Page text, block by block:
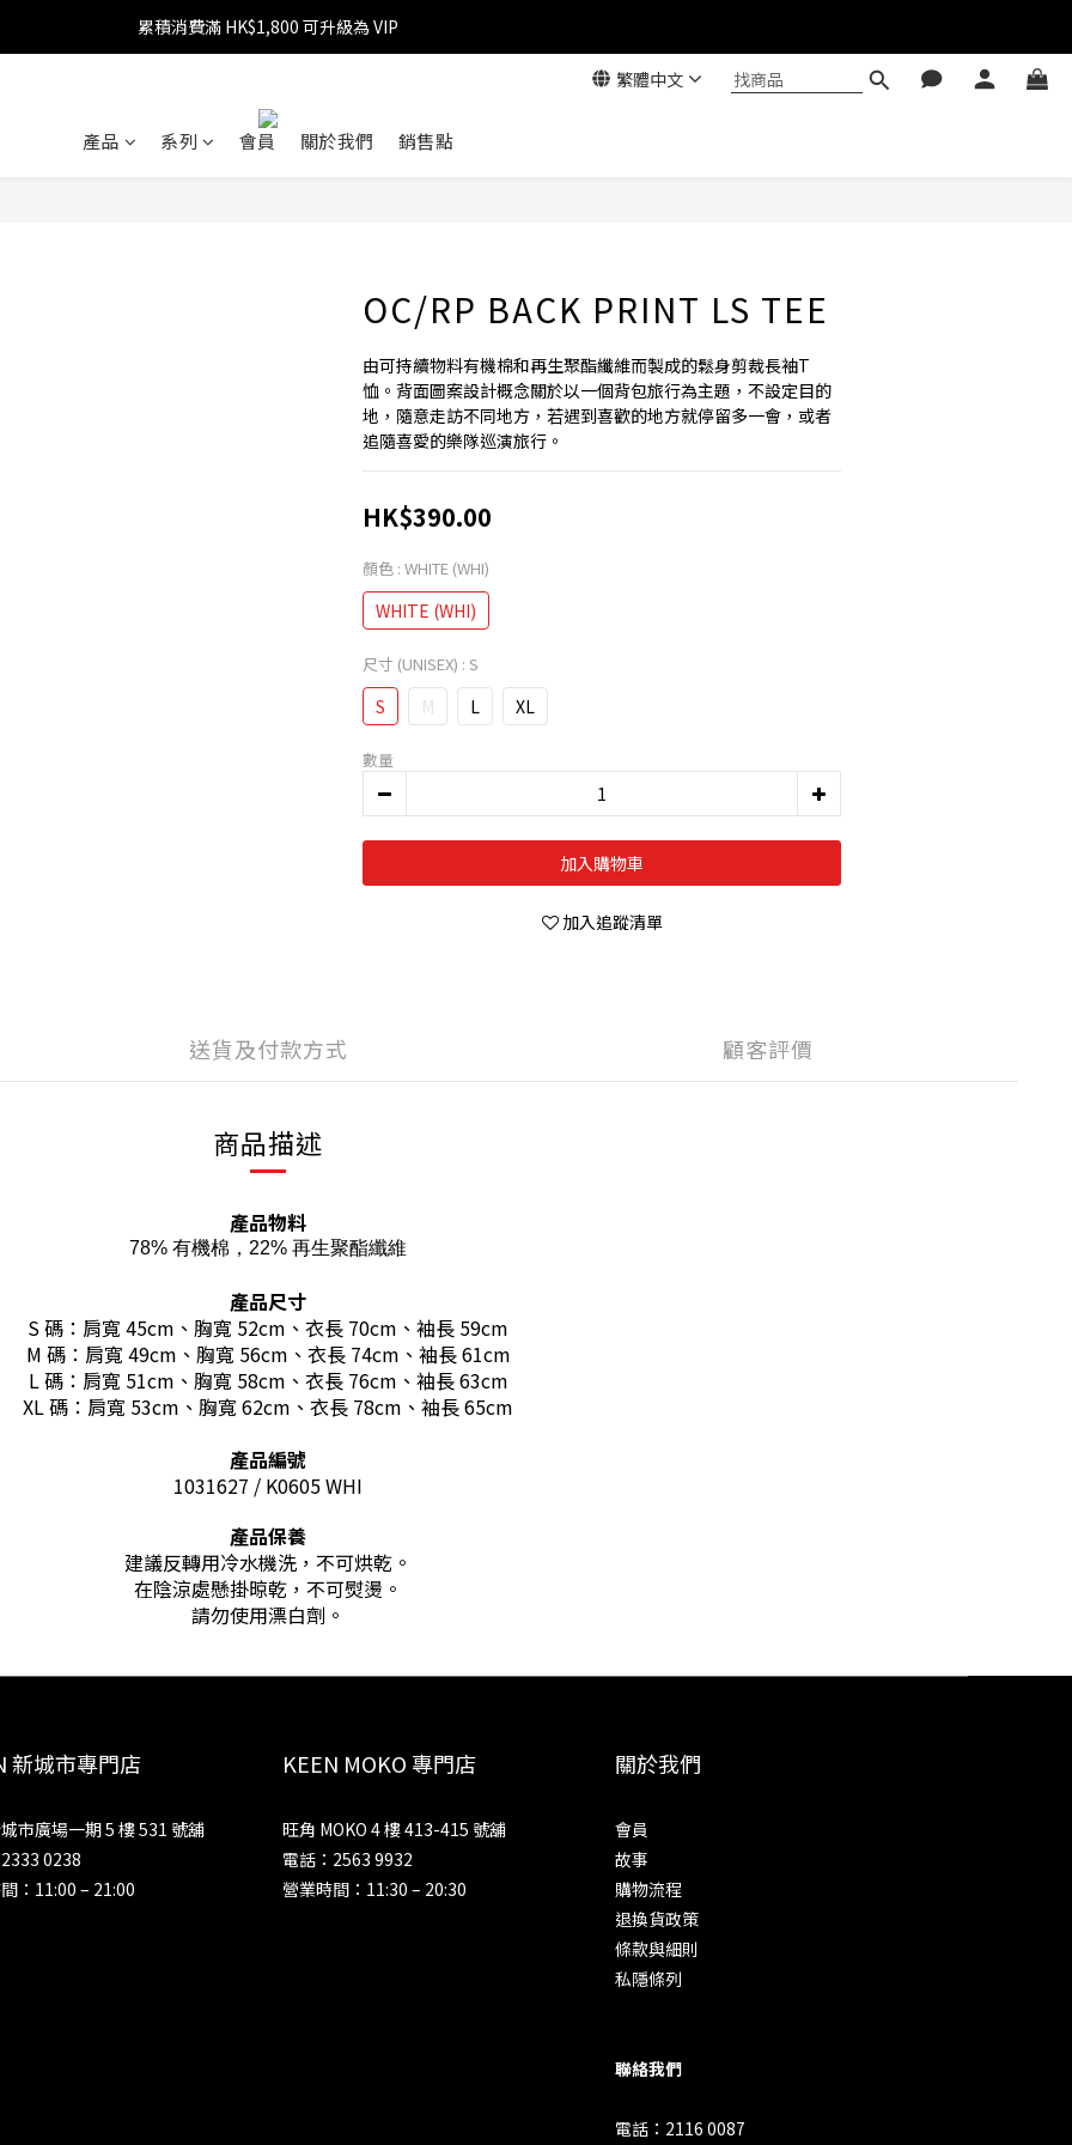
消費滿 HK$599 免運費
累積消費滿 HK$1,800 可升級為 VIP
消費滿 HK$599 免運費
繁體中文
產品 系列 會員 關於我們 銷售點
OC/RP BACK PRINT LS TEE
由可持續物料有機棉和再生聚酯纖維而製成的鬆身剪裁長袖T
恤。背面圖案設計概念關於以一個背包旅行為主題，不設定目的
地，隨意走訪不同地方，若遇到喜歡的地方就停留多一會，或者
追隨喜愛的樂隊巡演旅行。
HK$390.00
顏色 : WHITE (WHI)
WHITE (WHI)
尺寸 (UNISEX) : S
S M L XL
數量
加入購物車
加入追蹤清單
送貨及付款方式 顧客評價
商品描述
產品物料
78% 有機棉，22% 再生聚酯纖維
產品尺寸
S 碼：肩寬 45cm、胸寬 52cm、衣長 70cm、袖長 59cm
M 碼：肩寬 49cm、胸寬 56cm、衣長 74cm、袖長 61cm
L 碼：肩寬 51cm、胸寬 58cm、衣長 76cm、袖長 63cm
XL 碼：肩寬 53cm、胸寬 62cm、衣長 78cm、袖長 65cm
產品編號
1031627 / K0605 WHI
產品保養
建議反轉用冷水機洗，不可烘乾。
在陰涼處懸掛晾乾，不可熨燙。
請勿使用漂白劑。
新城市專門店
市廣場一期 5 樓 531 號舖
0238
：11:00 – 21:00
KEEN MOKO 專門店
旺角 MOKO 4 樓 413-415 號舖
電話：2563 9932
營業時間：11:30 – 20:30
關於我們
會員
故事
購物流程
退換貨政策
條款與細則
私隱條列
聯絡我們
電話：2116 0087